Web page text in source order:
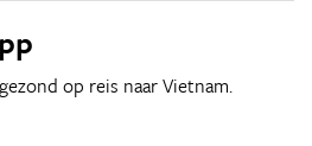
op reis naar Vietnam.